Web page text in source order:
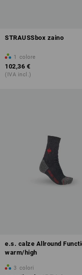
STRAUSSbox zaino
1 colore
102,36 €
(IVA incl.)
e.s. calze Allround
warm/high
3 colori